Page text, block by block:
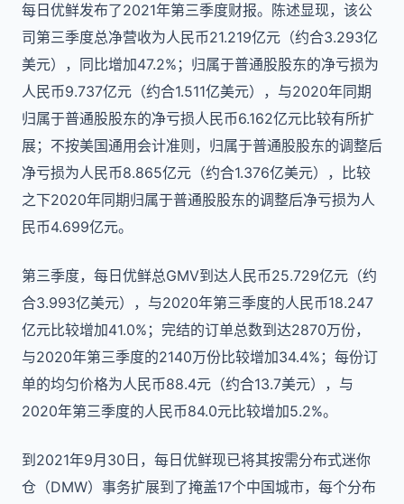
每日优鲜发布了2021年第三季度财报。陈述显现，该公
司第三季度总净营收为人民币21.219亿元（约合3.293亿
美元），同比增加47.2%；归属于普通股股东的净亏损为
人民币9.737亿元（约合1.511亿美元），与2020年同期
归属于普通股股东的净亏损人民币6.162亿元比较有所扩
展；不按美国通用会计准则，归属于普通股股东的调整后
净亏损为人民币8.865亿元（约合1.376亿美元），比较
之下2020年同期归属于普通股股东的调整后净亏损为人
民币4.699亿元。
第三季度，每日优鲜总GMV到达人民币25.729亿元（约
合3.993亿美元），与2020年第三季度的人民币18.247
亿元比较增加41.0%；完结的订单总数到达2870万份，
与2020年第三季度的2140万份比较增加34.4%；每份订
单的均匀价格为人民币88.4元（约合13.7美元），与
2020年第三季度的人民币84.0元比较增加5.2%。
到2021年9月30日，每日优鲜现已将其按需分布式迷你
仓（DMW）事务扩展到了掩盖17个中国城市，每个分布